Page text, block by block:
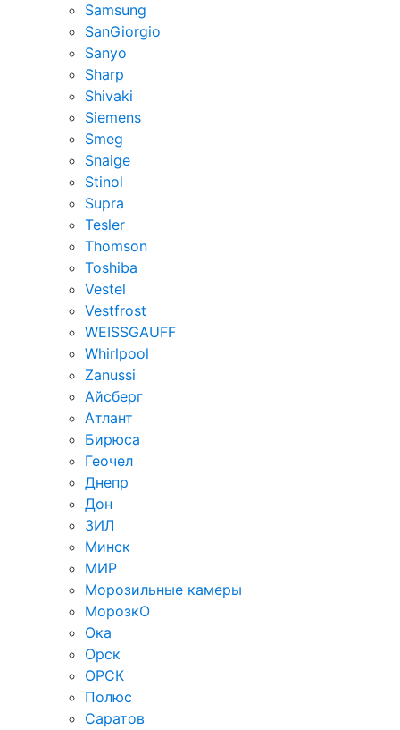
Samsung
SanGiorgio
Sanyo
Sharp
Shivaki
Siemens
Smeg
Snaige
Stinol
Supra
Tesler
Thomson
Toshiba
Vestel
Vestfrost
WEISSGAUFF
Whirlpool
Zanussi
Айсберг
Атлант
Бирюса
Геочел
Днепр
Дон
ЗИЛ
Минск
МИР
Морозильные камеры
МорозкО
Ока
Орск
ОРСК
Полюс
Саратов